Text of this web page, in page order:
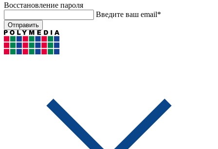
Восстановление пароля
Введите ваш email*
Отправить